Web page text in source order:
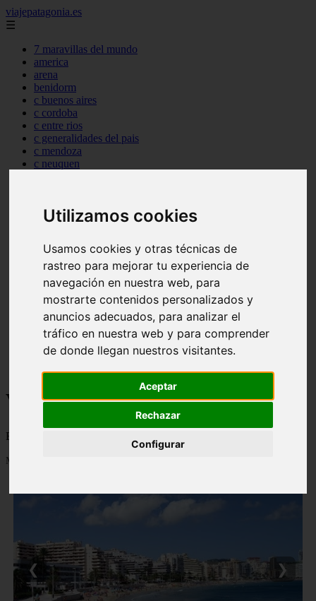
Utilizamos cookies
Usamos cookies y otras técnicas de
rastreo para mejorar tu experiencia de
navegación en nuestra web, para
mostrarte contenidos personalizados y
anuncios adecuados, para analizar el
tráfico en nuestra web y para comprender
de donde llegan nuestros visitantes.
Aceptar
Rechazar
Configurar
viajepatagonia.es
☰
7 maravillas del mundo
america
arena
benidorm
c buenos aires
c cordoba
c entre rios
c generalidades del pais
c mendoza
c neuquen
c tierra de fuego
carmen
category
destinos
gijon
lanzarote
live
monumentos
naturaleza
san
Viajes a la Patagonia
Blog sobre la Patagonia en particular y sobre turismo en general
Mostrando 1 - 24 de 477 artículos
❮ ❯